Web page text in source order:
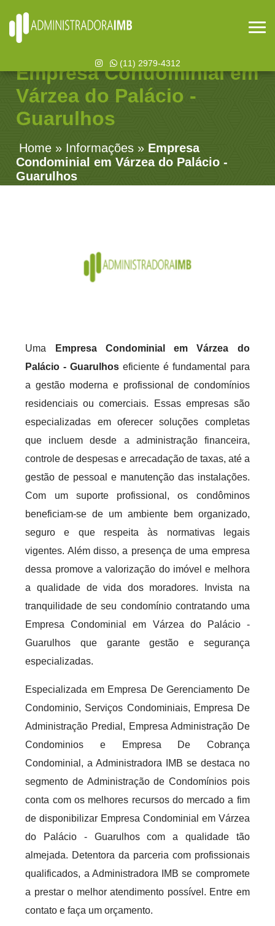
(11) 2979-4312
Empresa Condominial em
Várzea do Palácio -
Guarulhos
Home » Informações » Empresa
Condominial em Várzea do Palácio -
Guarulhos
Uma
Empresa Condominial em Várzea do
Palácio - Guarulhos eficiente é fundamental para
a gestão moderna e profissional de condomínios
residenciais ou comerciais. Essas empresas são
especializadas em oferecer soluções completas
que incluem desde a administração financeira,
controle de despesas e arrecadação de taxas, até a
gestão de pessoal e manutenção das instalações.
Com um suporte profissional, os condôminos
beneficiam-se de um ambiente bem organizado,
seguro e que respeita às normativas legais
vigentes. Além disso, a presença de uma empresa
dessa promove a valorização do imóvel e melhora
a qualidade de vida dos moradores. Invista na
tranquilidade de seu condomínio contratando uma
Empresa Condominial em Várzea do Palácio -
Guarulhos que garante gestão e segurança
especializadas.
Especializada em Empresa De Gerenciamento De
Condominio, Serviços Condominiais, Empresa De
Administração Predial, Empresa Administração De
Condominios e Empresa De Cobrança
Condominial, a Administradora IMB se destaca no
segmento de Administração de Condomínios pois
conta com os melhores recursos do mercado a fim
de disponibilizar Empresa Condominial em Várzea
do Palácio - Guarulhos com a qualidade tão
almejada. Detentora da parceria com profissionais
qualificados, a Administradora IMB se compromete
a prestar o melhor atendimento possível. Entre em
contato e faça um orçamento.